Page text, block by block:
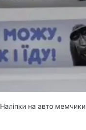
Наліпки на авто мемчики